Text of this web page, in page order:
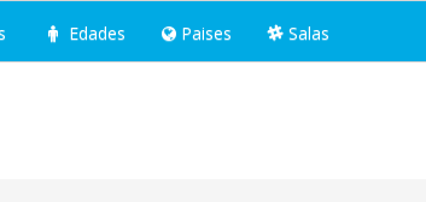
Edades Paises Salas